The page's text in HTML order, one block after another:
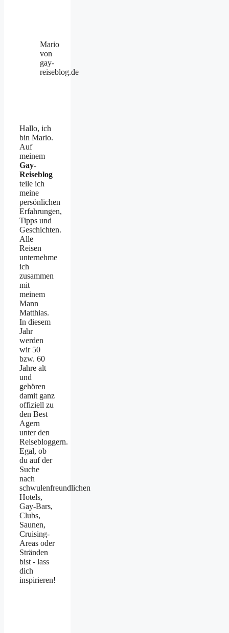
Mario
von
gay-
reiseblog.de
Hallo, ich
bin Mario.
Auf
meinem
Gay-
Reiseblog
teile ich
meine
persönlichen
Erfahrungen,
Tipps und
Geschichten.
Alle
Reisen
unternehme
ich
zusammen
mit
meinem
Mann
Matthias.
In diesem
Jahr
werden
wir 50
bzw. 60
Jahre alt
und
gehören
damit ganz
offiziell zu
den Best
Agern
unter den
Reisebloggern.
Egal, ob
du auf der
Suche
nach
schwulenfreundlichen
Hotels,
Gay-Bars,
Clubs,
Saunen,
Cruising-
Areas oder
Stränden
bist - lass
dich
inspirieren!